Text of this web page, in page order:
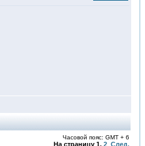
Часовой пояс: GMT + 6
На страницу 1, 2 След.